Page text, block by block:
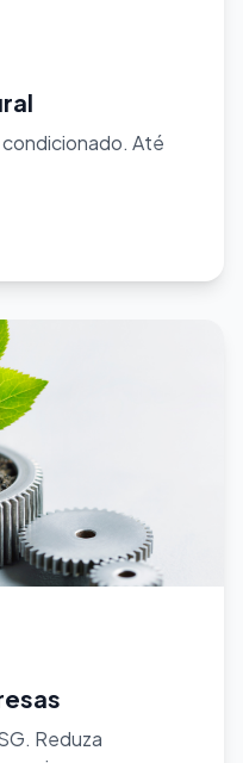
Até
Reduza